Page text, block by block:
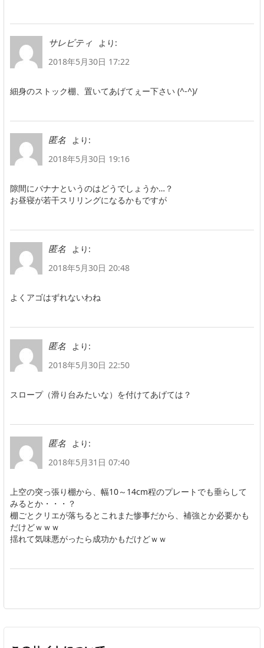
サレビティ
より:
2018年5月30日 17:22
細身のストック棚、置いてあげてぇー下さい (^-^)/
匿名
より:
2018年5月30日 19:16
隙間にバナナというのはどうでしょうか…？
お昼寝が若干スリリングになるかもですが
匿名
より:
2018年5月30日 20:48
よくアゴはずれないわね
匿名
より:
2018年5月30日 22:50
スロープ（滑り台みたいな）を付けてあげては？
匿名
より:
2018年5月31日 07:40
上空の突っ張り棚から、幅10～14cm程のプレートでも垂らして
みるとか・・・？
棚ごとクリエが落ちるとこれまた惨事だから、補強とか必要かも
だけどｗｗｗ
揺れて気味悪がったら成功かもだけどｗｗ